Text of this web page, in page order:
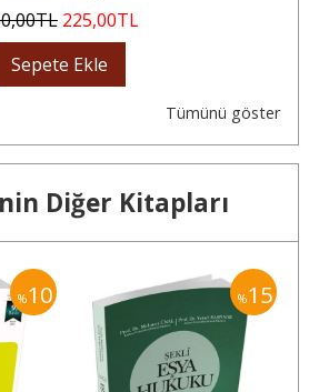
,00TL 225,00TL
Sepete Ekle
Tümünü göster
Diğer Kitapları
%10 %15